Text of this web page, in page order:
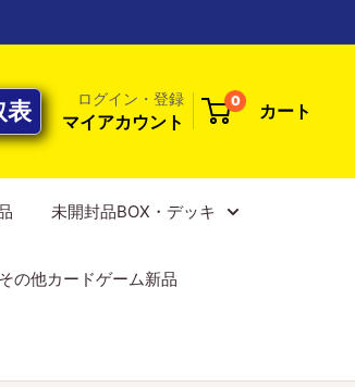
表 ログイン・登録
マイアカウント
0 カート
未開封品BOX・デッキ
その他カードゲーム新品